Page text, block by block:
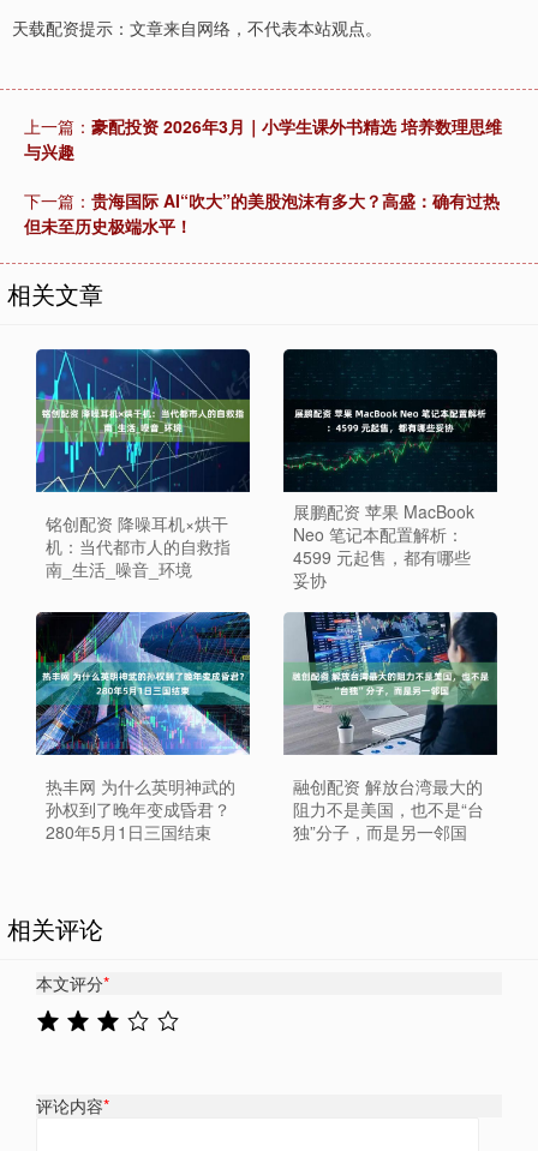
天载配资提示：文章来自网络，不代表本站观点。
上一篇： 豪配投资 2026年3月｜小学生课外书精选 培养数理思维
与兴趣
下一篇： 贵海国际 AI“吹大”的美股泡沫有多大？高盛：确有过热
但未至历史极端水平！
相关文章
铭创配资 降噪耳机×烘干
机：当代都市人的自救指
南_生活_噪音_环境
展鹏配资 苹果 MacBook
Neo 笔记本配置解析：
4599 元起售，都有哪些
妥协
热丰网 为什么英明神武的
孙权到了晚年变成昏君？
280年5月1日三国结束
融创配资 解放台湾最大的
阻力不是美国，也不是“台
独”分子，而是另一邻国
相关评论
本文评分*
评论内容*